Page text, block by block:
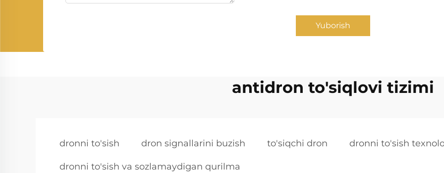
Yuborish
antidron to'siqlovi tizimi
dronni to'sish dron signallarini buzish to'siqchi dron dronni to'sish
dronni to'sish va sozlamaydigan qurilma